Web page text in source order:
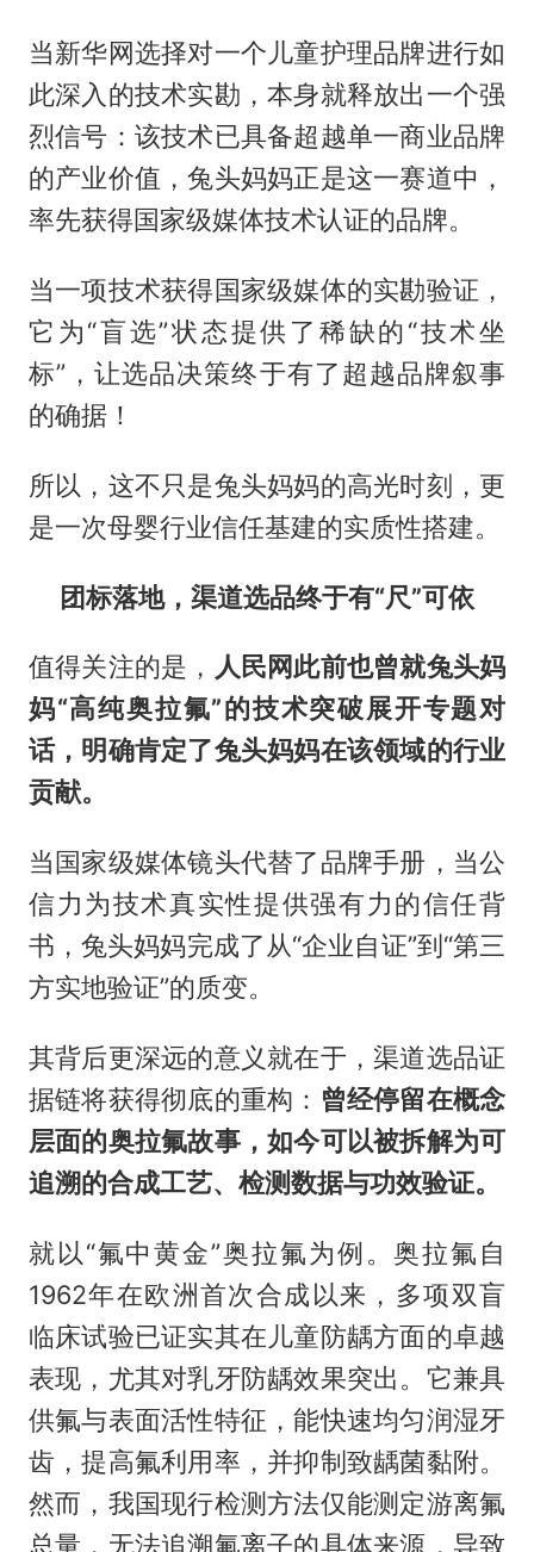
当新华网选择对一个儿童护理品牌进行如
此深入的技术实勘，本身就释放出一个强
烈信号：该技术已具备超越单一商业品牌
的产业价值，兔头妈妈正是这一赛道中，
率先获得国家级媒体技术认证的品牌。
当一项技术获得国家级媒体的实勘验证，
它为“盲选”状态提供了稀缺的“技术坐
标”，让选品决策终于有了超越品牌叙事
的确据！
所以，这不只是兔头妈妈的高光时刻，更
是一次母婴行业信任基建的实质性搭建。
团标落地，渠道选品终于有“尺”可依
值得关注的是， 人民网此前也曾就兔头妈
妈“高纯奥拉氟”的技术突破展开专题对
话，明确肯定了兔头妈妈在该领域的行业
贡献。
当国家级媒体镜头代替了品牌手册，当公
信力为技术真实性提供强有力的信任背
书，兔头妈妈完成了从“企业自证”到“第三
方实地验证”的质变。
其背后更深远的意义就在于，渠道选品证
据链将获得彻底的重构： 曾经停留在概念
层面的奥拉氟故事，如今可以被拆解为可
追溯的合成工艺、检测数据与功效验证。
就以“氟中黄金”奥拉氟为例。奥拉氟自
1962年在欧洲首次合成以来，多项双盲
临床试验已证实其在儿童防龋方面的卓越
表现，尤其对乳牙防龋效果突出。它兼具
供氟与表面活性特征，能快速均匀润湿牙
齿，提高氟利用率，并抑制致龋菌黏附。
然而，我国现行检测方法仅能测定游离氟
总量，无法追溯氟离子的具体来源，导致